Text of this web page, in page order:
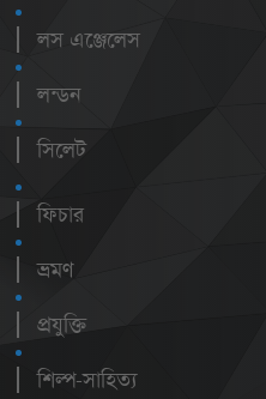
লস এঞ্জেলেস
লন্ডন
সিলেট
ফিচার
ভ্রমণ
প্রযুক্তি
শিল্প-সাহিত্য